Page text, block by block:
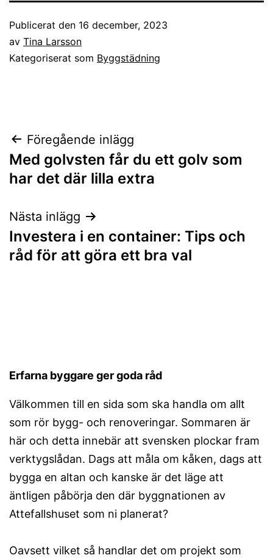
Publicerat den 16 december, 2023
av Tina Larsson
Kategoriserat som Byggstädning
Inläggsnavigering
Föregående inlägg
Med golvsten får du ett golv som
har det där lilla extra
Nästa inlägg
Investera i en container: Tips och
råd för att göra ett bra val
Erfarna byggare ger goda råd
Välkommen till en sida som ska handla om allt
som rör bygg- och renoveringar. Sommaren är
här och detta innebär att svensken plockar fram
verktygslådan. Dags att måla om kåken, dags att
bygga en altan och kanske är det läge att
äntligen påbörja den där byggnationen av
Attefallshuset som ni planerat?
Oavsett vilket så handlar det om projekt som